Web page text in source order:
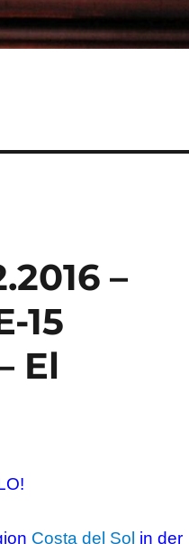
–
15
El
Costa del Sol in der